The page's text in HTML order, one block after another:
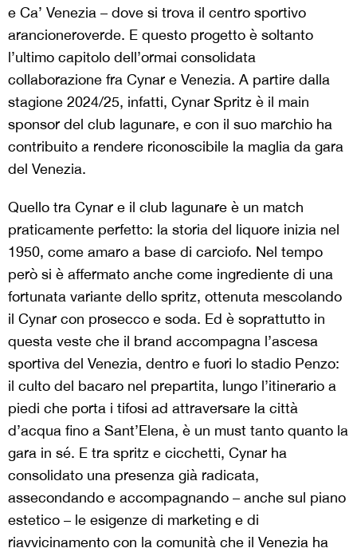
e Ca’ Venezia – dove si trova il centro sportivo
arancioneroverde. E questo progetto è soltanto
l’ultimo capitolo dell’ormai consolidata
collaborazione fra Cynar e Venezia. A partire dalla
stagione 2024/25, infatti, Cynar Spritz è il main
sponsor del club lagunare, e con il suo marchio ha
contribuito a rendere riconoscibile la maglia da gara
del Venezia.
Quello tra Cynar e il club lagunare è un match
praticamente perfetto: la storia del liquore inizia nel
1950, come amaro a base di carciofo. Nel tempo
però si è affermato anche come ingrediente di una
fortunata variante dello spritz, ottenuta mescolando
il Cynar con prosecco e soda. Ed è soprattutto in
questa veste che il brand accompagna l’ascesa
sportiva del Venezia, dentro e fuori lo stadio Penzo:
il culto del bacaro nel prepartita, lungo l’itinerario a
piedi che porta i tifosi ad attraversare la città
d’acqua fino a Sant’Elena, è un must tanto quanto la
gara in sé. E tra spritz e cicchetti, Cynar ha
consolidato una presenza già radicata,
assecondando e accompagnando – anche sul piano
estetico – le esigenze di marketing e di
riavvicinamento con la comunità che il Venezia ha